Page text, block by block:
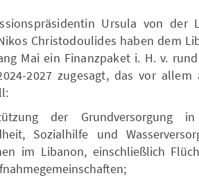
Ursula von der
Christodoulides haben dem
Mai ein Finanzpaket i. H. v.
2027 zugesagt, das vor
der Grundversorgung
Sozialhilfe und
im Libanon, einschließlich